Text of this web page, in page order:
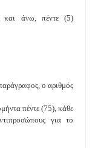
και άνω, πέντε (5)
ο αριθμός
πέντε (75), κάθε
για το